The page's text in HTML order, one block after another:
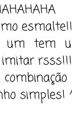
um tem
rsss!!!
simples!